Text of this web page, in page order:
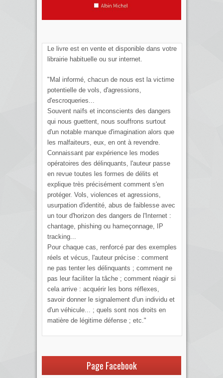
Le livre est en vente et disponible dans votre
librairie habituelle ou sur internet.
"Mal informé, chacun de nous est la victime
potentielle de vols, d'agressions,
d'escroqueries...
Souvent naïfs et inconscients des dangers
qui nous guettent, nous souffrons surtout
d'un notable manque d'imagination alors que
les malfaiteurs, eux, en ont à revendre.
Connaissant par expérience les modes
opératoires des délinquants, l'auteur passe
en revue toutes les formes de délits et
explique très précisément comment s'en
protéger. Vols, violences et agressions,
usurpation d'identité, abus de faiblesse avec
un tour d'horizon des dangers de l'Internet :
chantage, phishing ou hameçonnage, IP
tracking...
Pour chaque cas, renforcé par des exemples
réels et vécus, l'auteur précise : comment
ne pas tenter les délinquants ; comment ne
pas leur faciliter la tâche ; comment réagir si
cela arrive : acquérir les bons réflexes,
savoir donner le signalement d'un individu et
d'un véhicule... ; quels sont nos droits en
matière de légitime défense ; etc."
Page Facebook